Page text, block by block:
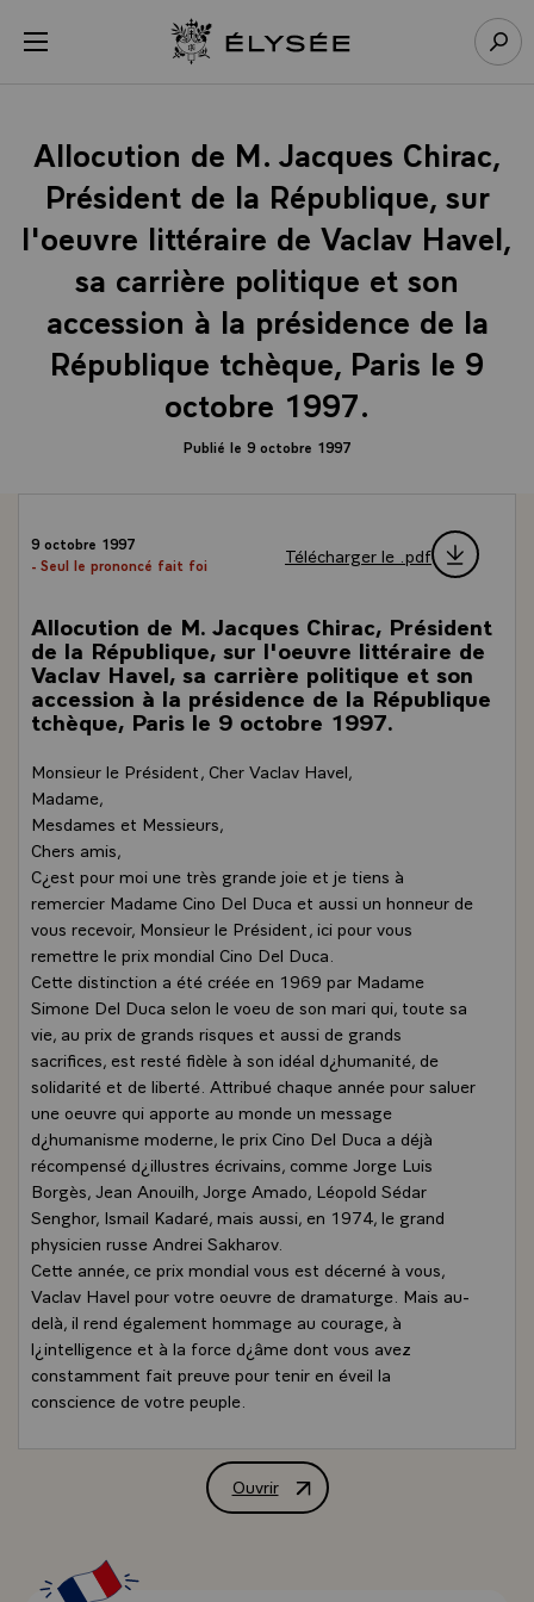
menu Retour à l’accueil Élysée
Allocution de M. Jacques Chirac,
Président de la République, sur
l'oeuvre littéraire de Vaclav Havel,
sa carrière politique et son
accession à la présidence de la
République tchèque, Paris le 9
octobre 1997.
Publié le 9 octobre 1997
9 octobre 1997
- Seul le prononcé fait foi
Télécharger le .pdf
Allocution de M. Jacques Chirac, Président
de la République, sur l'oeuvre littéraire de
Vaclav Havel, sa carrière politique et son
accession à la présidence de la République
tchèque, Paris le 9 octobre 1997.
Monsieur le Président, Cher Vaclav Havel,
Madame,
Mesdames et Messieurs,
Chers amis,
C¿est pour moi une très grande joie et je tiens à
remercier Madame Cino Del Duca et aussi un honneur de
vous recevoir, Monsieur le Président, ici pour vous
remettre le prix mondial Cino Del Duca.
Cette distinction a été créée en 1969 par Madame
Simone Del Duca selon le voeu de son mari qui, toute sa
vie, au prix de grands risques et aussi de grands
sacrifices, est resté fidèle à son idéal d¿humanité, de
solidarité et de liberté. Attribué chaque année pour saluer
une oeuvre qui apporte au monde un message
d¿humanisme moderne, le prix Cino Del Duca a déjà
récompensé d¿illustres écrivains, comme Jorge Luis
Borgès, Jean Anouilh, Jorge Amado, Léopold Sédar
Senghor, Ismail Kadaré, mais aussi, en 1974, le grand
physicien russe Andrei Sakharov.
Cette année, ce prix mondial vous est décerné à vous,
Vaclav Havel pour votre oeuvre de dramaturge. Mais au-
delà, il rend également hommage au courage, à
l¿intelligence et à la force d¿âme dont vous avez
constamment fait preuve pour tenir en éveil la
conscience de votre peuple.
trouble, poursuiviez-vous, mais en même temps je
n¿aspire qu¿au calme. J¿adore par-dessus tout
l¿indulgence des uns pour les autres ». N¿est-ce pas là
en
Ouvrir
Allocution de M. Jacques Chirac,
Panneau de gestion des cookies